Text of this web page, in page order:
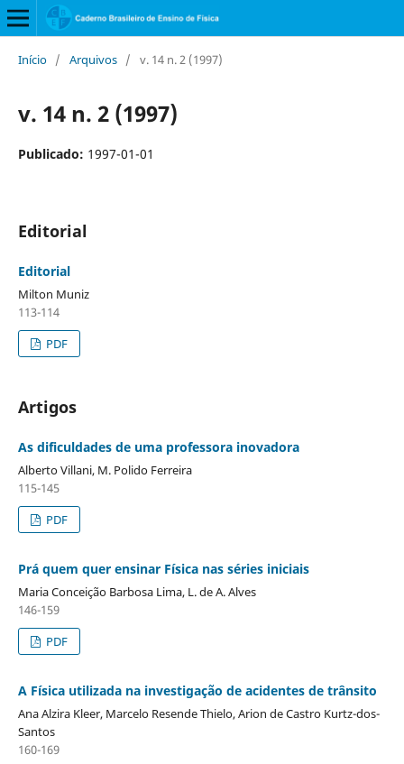
Início / Arquivos / v. 14 n. 2 (1997)
v. 14 n. 2 (1997)
Publicado: 1997-01-01
Editorial
Editorial
Milton Muniz
113-114
PDF
Artigos
As dificuldades de uma professora inovadora
Alberto Villani, M. Polido Ferreira
115-145
PDF
Prá quem quer ensinar Física nas séries iniciais
Maria Conceição Barbosa Lima, L. de A. Alves
146-159
PDF
A Física utilizada na investigação de acidentes de trânsito
Ana Alzira Kleer, Marcelo Resende Thielo, Arion de Castro Kurtz-dos-
Santos
160-169